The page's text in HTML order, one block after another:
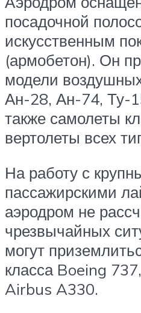
посадочной
искусственным
(армобетон). Он
модели
Ан-28, Ан-74, Ту-
также самолеты
вертолеты всех
На работу с
пассажирскими
аэродром не
чрезвычайных
могут
класса Boeing
Airbus A330.